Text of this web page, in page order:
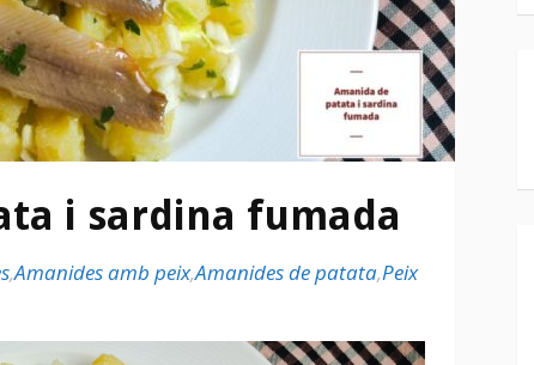
i sardina fumada
,Amanides amb peix,Amanides de patata,Peix